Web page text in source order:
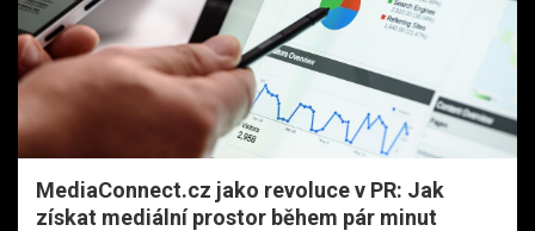
MediaConnect.cz jako revoluce v PR: Jak
získat mediální prostor během pár minut